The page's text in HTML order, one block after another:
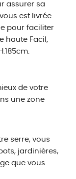
assurer sa
est livrée
pour faciliter
haute Facil,
de votre
une zone
serre, vous
jardinières,
que vous